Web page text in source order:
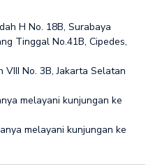
H No. 18B, Surabaya
Tinggal No.41B, Cipedes,
VIII No. 3B, Jakarta Selatan
melayani kunjungan ke
melayani kunjungan ke